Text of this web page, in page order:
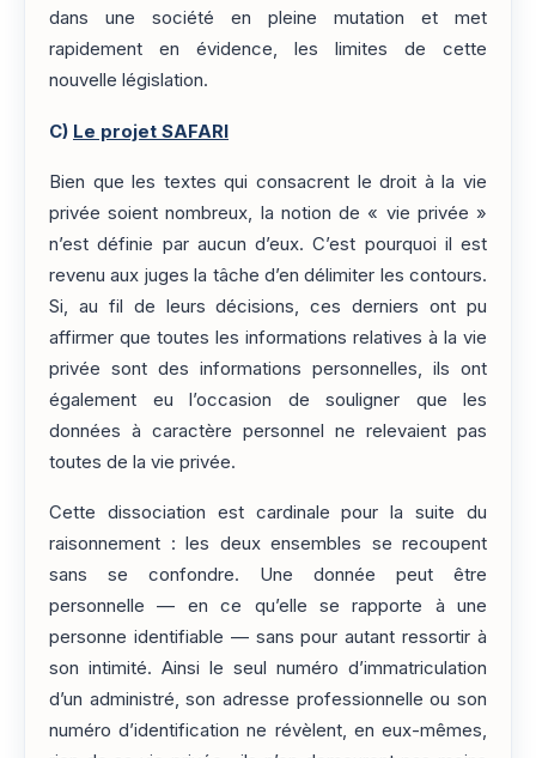
dans une société en pleine mutation et met
rapidement en évidence, les limites de cette
nouvelle législation.
C) Le projet SAFARI
Bien que les textes qui consacrent le droit à la vie
privée soient nombreux, la notion de « vie privée »
n’est définie par aucun d’eux. C’est pourquoi il est
revenu aux juges la tâche d’en délimiter les contours.
Si, au fil de leurs décisions, ces derniers ont pu
affirmer que toutes les informations relatives à la vie
privée sont des informations personnelles, ils ont
également eu l’occasion de souligner que les
données à caractère personnel ne relevaient pas
toutes de la vie privée.
Cette dissociation est cardinale pour la suite du
raisonnement : les deux ensembles se recoupent
sans se confondre. Une donnée peut être
personnelle — en ce qu’elle se rapporte à une
personne identifiable — sans pour autant ressortir à
son intimité. Ainsi le seul numéro d’immatriculation
d’un administré, son adresse professionnelle ou son
numéro d’identification ne révèlent, en eux-mêmes,